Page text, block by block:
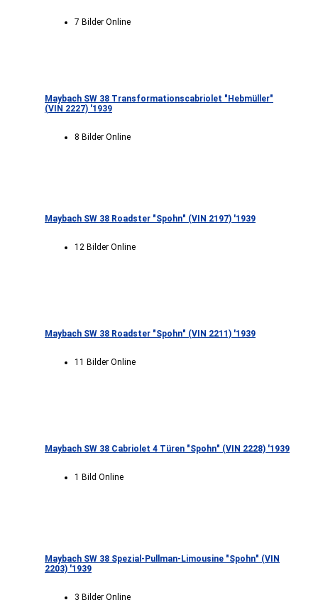
7 Bilder Online
Maybach SW 38 Transformationscabriolet "Hebmüller"
(VIN 2227) '1939
8 Bilder Online
Maybach SW 38 Roadster "Spohn" (VIN 2197) '1939
12 Bilder Online
Maybach SW 38 Roadster "Spohn" (VIN 2211) '1939
11 Bilder Online
Maybach SW 38 Cabriolet 4 Türen "Spohn" (VIN 2228) '1939
1 Bild Online
Maybach SW 38 Spezial-Pullman-Limousine "Spohn" (VIN
2203) '1939
3 Bilder Online